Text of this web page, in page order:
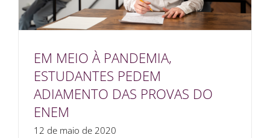
EM MEIO À PANDEMIA,
ESTUDANTES PEDEM
ADIAMENTO DAS PROVAS DO
ENEM
12 de maio de 2020